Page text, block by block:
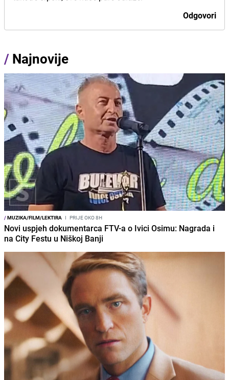
Odgovori
/ Najnovije
/MUZIKA/FILM/LEKTIRA I PRIJE OKO 8H
Novi uspjeh dokumentarca FTV-a o Ivici Osimu: Nagrada i
na City Festu u Niškoj Banji